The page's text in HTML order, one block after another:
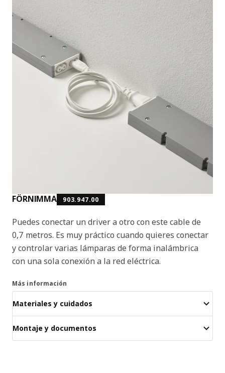
FÖRNIMMA 903.947.00
Puedes conectar un driver a otro con este cable de
0,7 metros. Es muy práctico cuando quieres conectar
y controlar varias lámparas de forma inalámbrica
con una sola conexión a la red eléctrica.
Más información
Materiales y cuidados
Montaje y documentos